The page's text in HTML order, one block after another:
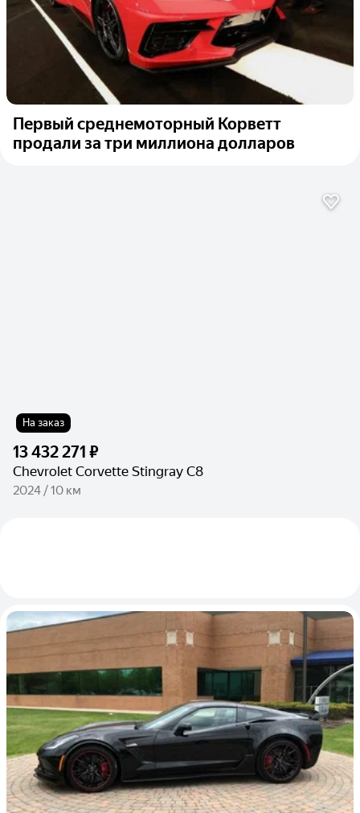
Первый среднемоторный Корветт
продали за три миллиона долларов
На заказ
13 432 271 ₽
Chevrolet Corvette Stingray C8
2024 / 10 км